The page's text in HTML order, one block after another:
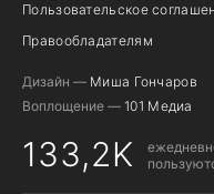
Пользовательское
Правообладателям
Дизайн — Миша Гончаров
Воплощение — 101 Медиа
133,2K